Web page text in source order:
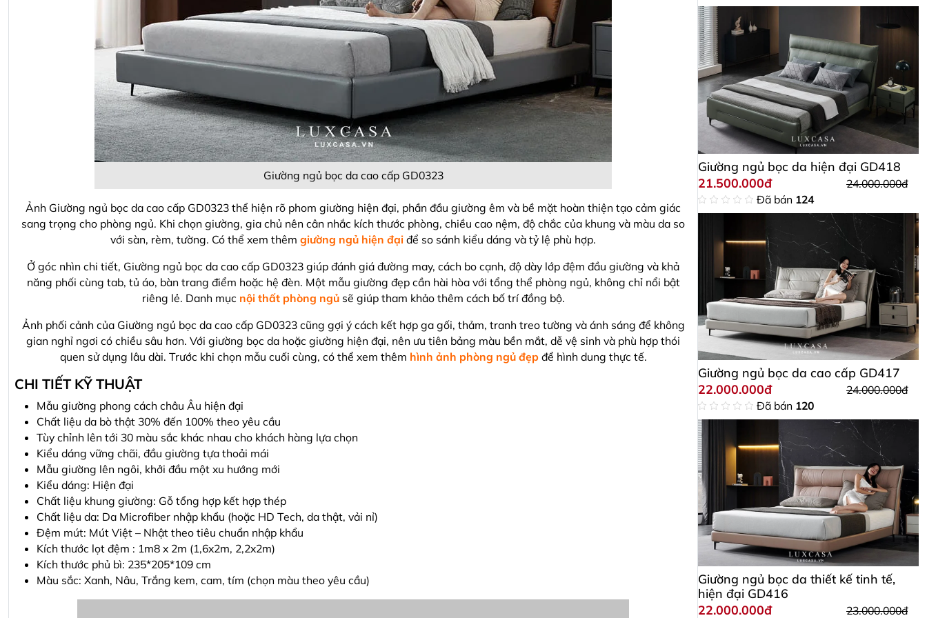
Giường ngủ bọc da cao cấp GD0323
Ảnh Giường ngủ bọc da cao cấp GD0323 thể hiện rõ phom giường hiện đại, phần đầu giường êm và bề mặt hoàn thiện tạo cảm giác
sang trọng cho phòng ngủ. Khi chọn giường, gia chủ nên cân nhắc kích thước phòng, chiều cao nệm, độ chắc của khung và màu da so
với sàn, rèm, tường. Có thể xem thêm giường ngủ hiện đại để so sánh kiểu dáng và tỷ lệ phù hợp.
Ở góc nhìn chi tiết, Giường ngủ bọc da cao cấp GD0323 giúp đánh giá đường may, cách bo cạnh, độ dày lớp đệm đầu giường và khả
năng phối cùng tab, tủ áo, bàn trang điểm hoặc hệ đèn. Một mẫu giường đẹp cần hài hòa với tổng thể phòng ngủ, không chỉ nổi bật
riêng lẻ. Danh mục nội thất phòng ngủsẽ giúp tham khảo thêm cách bố trí đồng bộ.
Ảnh phối cảnh của Giường ngủ bọc da cao cấp GD0323 cũng gợi ý cách kết hợp ga gối, thảm, tranh treo tường và ánh sáng để không
gian nghỉ ngơi có chiều sâu hơn. Với giường bọc da hoặc giường hiện đại, nên ưu tiên bảng màu bền mắt, dễ vệ sinh và phù hợp thói
quen sử dụng lâu dài. Trước khi chọn mẫu cuối cùng, có thể xem thêm hình ảnh phòng ngủ đẹpđể hình dung thực tế.
CHI TIẾT KỸ THUẬT
Mẫu giường phong cách châu Âu hiện đại
Chất liệu da bò thật 30% đến 100% theo yêu cầu
Tùy chỉnh lên tới 30 màu sắc khác nhau cho khách hàng lựa chọn
Kiểu dáng vững chãi, đầu giường tựa thoải mái
Mẫu giường lên ngôi, khởi đầu một xu hướng mới
Kiểu dáng: Hiện đại
Chất liệu khung giường: Gỗ tổng hợp kết hợp thép
Chất liệu da: Da Microfiber nhập khẩu (hoặc HD Tech, da thật, vải nỉ)
Đệm mút: Mút Việt – Nhật theo tiêu chuẩn nhập khẩu
Kích thước lọt đệm : 1m8 x 2m (1,6x2m, 2,2x2m)
Kích thước phủ bì: 235*205*109 cm
Màu sắc: Xanh, Nâu, Trắng kem, cam, tím (chọn màu theo yêu cầu)
Giường ngủ bọc da hiện đại GD418
21.500.000đ
24.000.000đ
Đã bán 124
Giường ngủ bọc da cao cấp GD417
22.000.000đ
24.000.000đ
Đã bán 120
Giường ngủ bọc da thiết kế tinh tế,
hiện đại GD416
22.000.000đ
23.000.000đ